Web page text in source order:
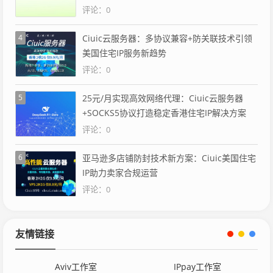
评论：0
4
Ciuic云服务器：多协议兼容+防关联技术引领
美国住宅IP服务新趋势
评论：0
5
25元/月实现高效网络代理：Ciuic云服务器
+SOCKS5协议打造稳定香港住宅IP解决方案
评论：0
6
亚马逊多店铺防封技术新方案：Ciuic美国住宅
IP助力卖家合规运营
评论：0
友情链接
Aviv工作室 IPpay工作室